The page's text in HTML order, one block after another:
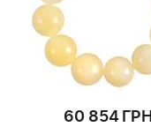
60 854 ГРН